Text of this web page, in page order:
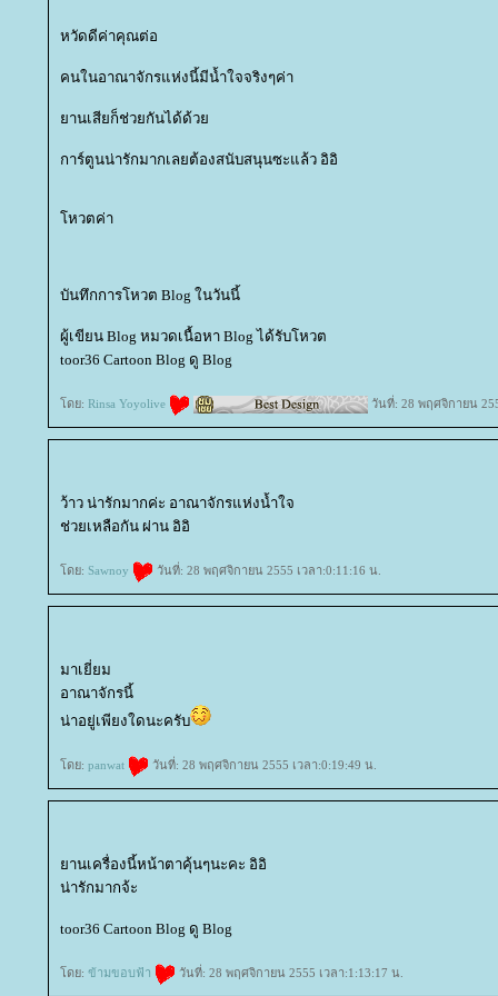
หวัดดีค่าคุณต่อ
คนในอาณาจักรแห่งนี้มีน้ำใจจริงๆค่า
านเสียก็ช่วยกันได้ด้ว
การ์ตูนน่ารักมากเลยต้องสนับสนุนซะแล้ว อิอิ
หวตค่า
บันทึกการโหวต Blog ในวันนี้
ผู้เขียน Blog หมวดเนื้อหา Blog ได้รับโหวต
toor36 Cartoon Blog ดู Blog
ดย: Rinsa Yoyolive วันที่: 28 พฤศจิกายน
ว้าว น่ารักมากค่ะ อาณาจักรแห่งน้ำใจ
ช่วยเหลือกัน ผ่าน อิอิ
ดย: Sawnoy วันที่: 28 พฤศจิกายน 2555 เวลา:0:11:16 น.
มาเยี่ยม
อาณาจักรนี้
น่าอยู่เพียงใดนะครับ
ดย: panwat วันที่: 28 พฤศจิกายน 2555 เวลา:0:19:49 น.
านเครื่องนี้หน้าตาคุ้นๆนะคะ อิอิ
น่ารักมากจ้ะ
toor36 Cartoon Blog ดู Blog
ดย: ข้ามขอบฟ้า วันที่: 28 พฤศจิกายน 2555 เวลา:1:13:17 น.